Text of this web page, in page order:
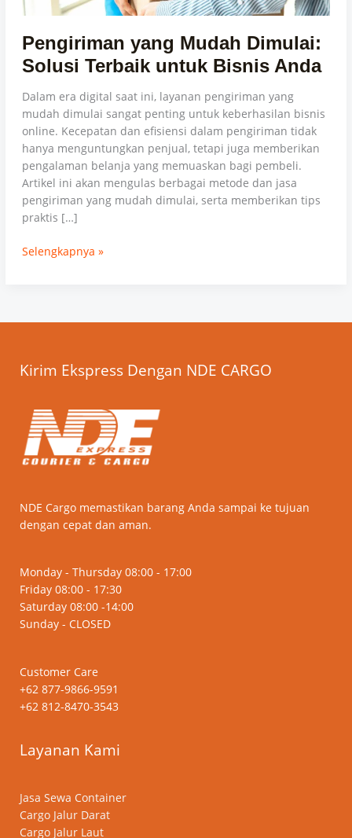
Pengiriman yang Mudah Dimulai:
Solusi Terbaik untuk Bisnis Anda
Dalam era digital saat ini, layanan pengiriman yang
mudah dimulai sangat penting untuk keberhasilan bisnis
online. Kecepatan dan efisiensi dalam pengiriman tidak
hanya menguntungkan penjual, tetapi juga memberikan
pengalaman belanja yang memuaskan bagi pembeli.
Artikel ini akan mengulas berbagai metode dan jasa
pengiriman yang mudah dimulai, serta memberikan tips
praktis […]
Selengkapnya »
Kirim Ekspress Dengan NDE CARGO
NDE Cargo memastikan barang Anda sampai ke tujuan
dengan cepat dan aman.
Monday - Thursday 08:00 - 17:00
Friday 08:00 - 17:30
Saturday 08:00 -14:00
Sunday - CLOSED
Customer Care
+62 877-9866-9591
+62 812-8470-3543
Layanan Kami
Jasa Sewa Container
Cargo Jalur Darat
Cargo Jalur Laut